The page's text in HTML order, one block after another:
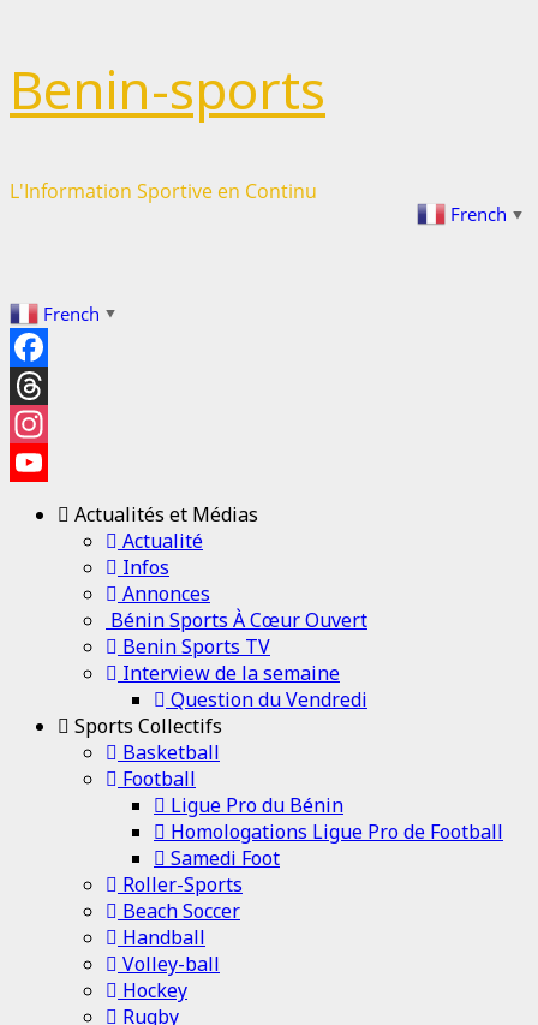
Benin-sports
L'Information Sportive en Continu
French ▼
French ▼
Facebook
Threads
Instagram
YouTube
Channel
Actualités et Médias
Actualité
Infos
Annonces
Bénin Sports À Cœur Ouvert
Benin Sports TV
Interview de la semaine
Question du Vendredi
Sports Collectifs
Basketball
Football
Ligue Pro du Bénin
Homologations Ligue Pro de Football
Samedi Foot
Roller-Sports
Beach Soccer
Handball
Volley-ball
Hockey
Rugby